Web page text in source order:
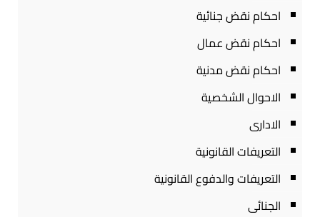
احكام نقض جنائية
احكام نقض عمال
احكام نقض مدنية
الاحوال الشخصية
الادارى
التعريفات القانونية
التعريفات والدفوع القانونية
الجنائى